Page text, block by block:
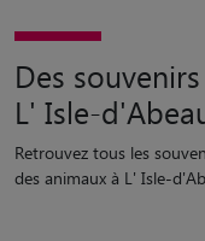
Des
L' Isle-
Retrouvez tous les
des animaux à L' Isle-